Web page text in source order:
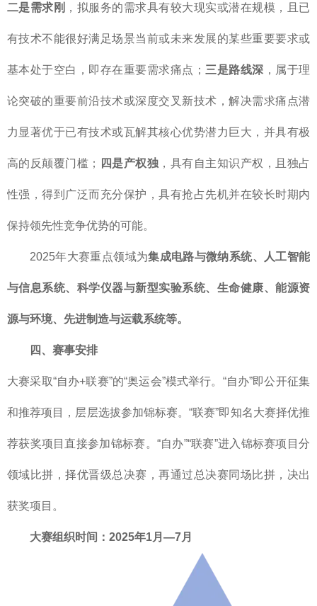
二是需求刚 ，拟服务的需求具有较大现实或潜在规模，且已
有技术不能很好满足场景当前或未来发展的某些重要要求或
基本处于空白，即存在重要需求痛点； 三是路线深 ，属于理
论突破的重要前沿技术或深度交叉新技术，解决需求痛点潜
力显著优于已有技术或瓦解其核心优势潜力巨大，并具有极
高的反颠覆门槛； 四是产权独 ，具有自主知识产权，且独占
性强，得到广泛而充分保护，具有抢占先机并在较长时期内
保持领先性竞争优势的可能。
2025年大赛重点领域为集成电路与微纳系统、人工智能
与信息系统、科学仪器与新型实验系统、生命健康、能源资
源与环境、先进制造与运载系统等。
四、赛事安排
大赛采取“自办+联赛”的“奥运会”模式举行。“自办”即公开征集
和推荐项目，层层选拔参加锦标赛。“联赛”即知名大赛择优推
荐获奖项目直接参加锦标赛。“自办”“联赛”进入锦标赛项目分
领域比拼，择优晋级总决赛，再通过总决赛同场比拼，决出
获奖项目。
大赛组织时间：2025年1月—7月